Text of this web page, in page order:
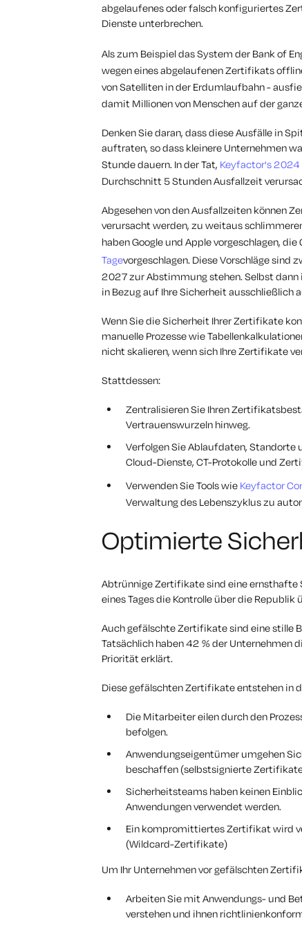
abgelaufenes oder falsch konfiguriertes
Dienste unterbrechen.
Als zum Beispiel das System der Bank of
wegen eines abgelaufenen Zertifikats
von Satelliten in der Erdumlaufbahn -
damit Millionen von Menschen auf der
Denken Sie daran, dass diese Ausfälle in
auftraten, so dass kleinere Unternehmen
Stunde dauern. In der Tat, Keyfactor's 2024
Durchschnitt 5 Stunden Ausfallzeit
Abgesehen von den Ausfallzeiten können
verursacht werden, zu weitaus
haben Google und Apple vorgeschlagen,
Tagevorgeschlagen. Diese Vorschläge sind
2027 zur Abstimmung stehen. Selbst dann
in Bezug auf Ihre Sicherheit ausschließlich
Wenn Sie die Sicherheit Ihrer Zertifikate
manuelle Prozesse wie
nicht skalieren, wenn sich Ihre Zertifikate
Stattdessen:
Zentralisieren Sie Ihren
Vertrauenswurzeln hinweg.
Verfolgen Sie Ablaufdaten, Standorte
Cloud-Dienste, CT-Protokolle und
Verwenden Sie Tools wie Keyfactor
Verwaltung des Lebenszyklus zu
Optimierte
Abtrünnige Zertifikate sind eine ernsthafte
eines Tages die Kontrolle über die Republik
Auch gefälschte Zertifikate sind eine stille
Tatsächlich haben 42 % der
Priorität erklärt.
Diese gefälschten Zertifikate entstehen in
Die Mitarbeiter eilen durch den
befolgen.
Anwendungseigentümer umgehen
beschaffen (selbstsignierte
Sicherheitsteams haben keinen
Anwendungen verwendet werden.
Ein kompromittiertes Zertifikat wird
(Wildcard-Zertifikate)
Um Ihr Unternehmen vor gefälschten
Arbeiten Sie mit Anwendungs- und
verstehen und ihnen